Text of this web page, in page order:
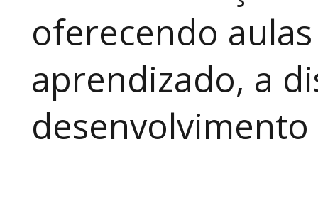
oferecendo
aprendizado, a